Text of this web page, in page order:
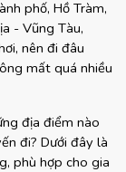
phố, Hồ Tràm,
- Vũng Tàu,
nên đi đâu
mất quá nhiều
địa điểm nào
đi? Dưới đây là
phù hợp cho gia